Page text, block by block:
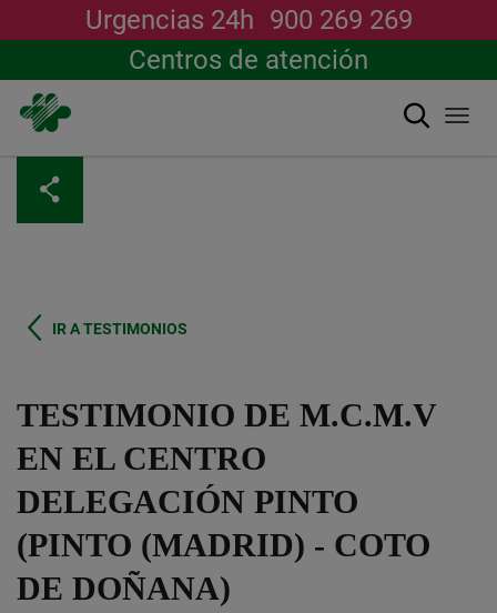
主
Urgencias 24h 900 269 269
Centros de atención
搜索
IR A TESTIMONIOS
TESTIMONIO DE M.C.M.V
EN EL CENTRO
DELEGACIÓN PINTO
(PINTO (MADRID) - COTO
DE DOÑANA)